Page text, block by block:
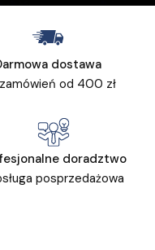
dostawa
od 400 zł
doradztwo
posprzedażowa